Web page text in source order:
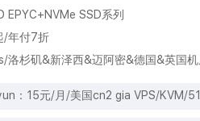
SSD系列
/年付7折
杉矶&新泽西&迈阿密&德国&英国
：15元/月/美国cn2 gia VPS/KVM/